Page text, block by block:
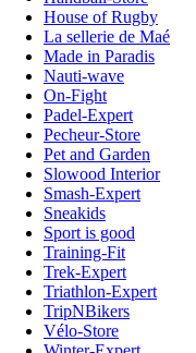
House of Rugby
La sellerie de Maé
Made in Paradis
Nauti-wave
On-Fight
Padel-Expert
Pecheur-Store
Pet and Garden
Slowood Interior
Smash-Expert
Sneakids
Sport is good
Training-Fit
Trek-Expert
Triathlon-Expert
TripNBikers
Vélo-Store